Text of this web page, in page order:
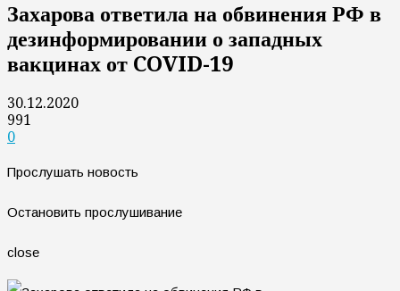
Захарова ответила на обвинения РФ в
дезинформировании о западных
вакцинах от COVID-19
30.12.2020
991
0
Прослушать новость
Остановить прослушивание
close